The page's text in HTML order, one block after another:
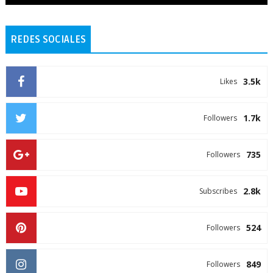
REDES SOCIALES
3.5k
Likes
1.7k
Followers
735
Followers
2.8k
Subscribes
524
Followers
849
Followers